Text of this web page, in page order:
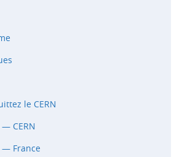
le CERN
CERN
— France